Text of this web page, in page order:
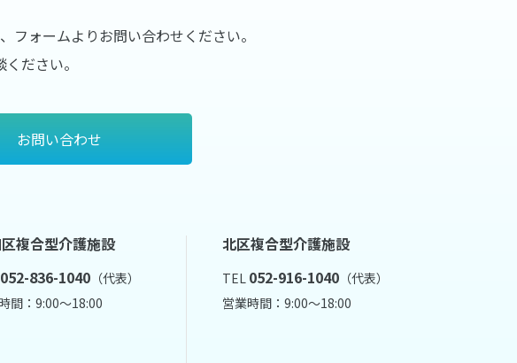
フォームよりお問い合わせください。
ださい。
お問い合わせ
複合型介護施設
052-836-1040 （代表）
間：9:00～18:00
北区複合型介護施設
TEL 052-916-1040（代表）
営業時間：9:00～18:00